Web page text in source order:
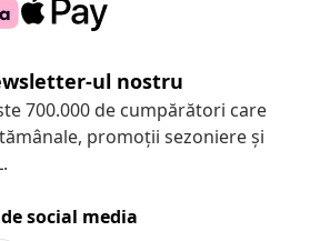
ul nostru
700.000 de cumpărători care
promoții sezoniere și
social media